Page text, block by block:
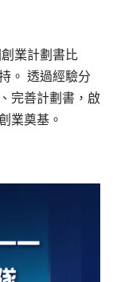
業計劃書比
。 透過經驗分
完善計劃書，啟
業奠基。